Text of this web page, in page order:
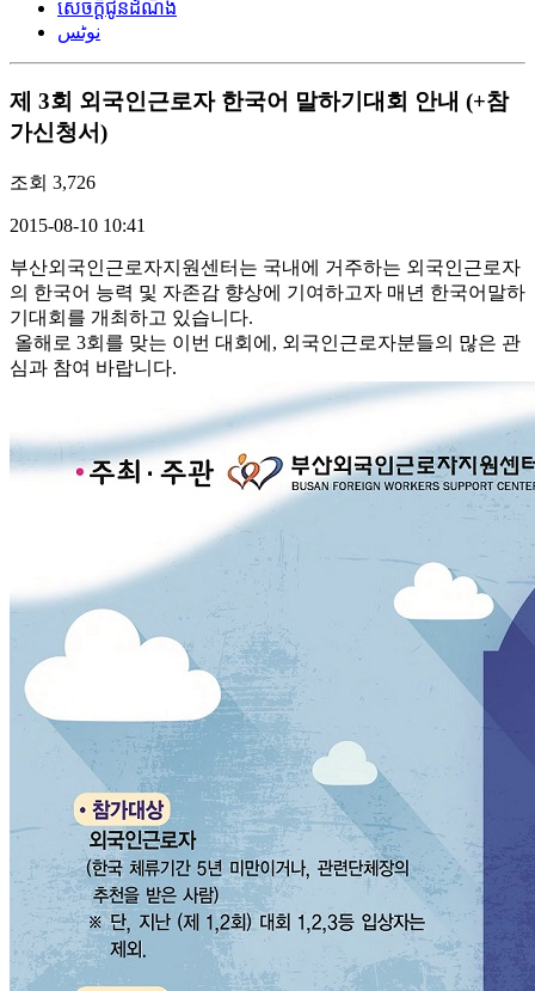
សេចក្តីជូនដំណឹង
نوٹس
제 3회 외국인근로자 한국어 말하기대회 안내 (+참
가신청서)
조회 3,726
2015-08-10 10:41
부산외국인근로자지원센터는 국내에 거주하는 외국인근로자
의 한국어 능력 및 자존감 향상에 기여하고자 매년 한국어말하
기대회를 개최하고 있습니다.
올해로 3회를 맞는 이번 대회에, 외국인근로자분들의 많은 관
심과 참여 바랍니다.